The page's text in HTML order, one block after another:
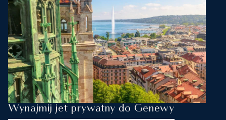
Wynajmij jet prywatny do Genewy